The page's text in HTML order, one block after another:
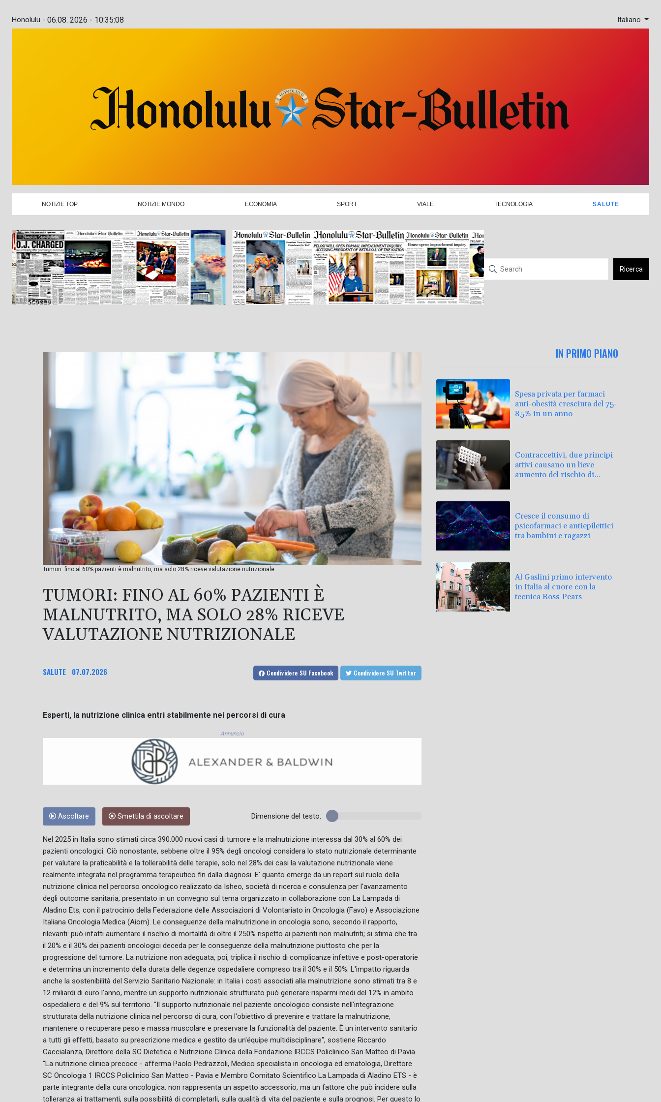
Honolulu - 06.08. 2026 - 10:35:09 Italiano
NOTIZIE TOP NOTIZIE MONDO ECONOMIA SPORT VIALE TECNOLOGIA SALUTE
Ricerca
Tumori: fino al 60% pazienti è malnutrito, ma solo 28% riceve valutazione nutrizionale
TUMORI: FINO AL 60% PAZIENTI È
MALNUTRITO, MA SOLO 28% RICEVE
VALUTAZIONE NUTRIZIONALE
SALUTE 07.07.2026 Condividere SU Facebook Condividere SU Twitter
Esperti, la nutrizione clinica entri stabilmente nei percorsi di cura
Annuncio
Ascoltare Smettila di ascoltare Dimensione del testo:
Nel 2025 in Italia sono stimati circa 390.000 nuovi casi di tumore e la malnutrizione interessa dal 30% al 60% dei
pazienti oncologici. Ciò nonostante, sebbene oltre il 95% degli oncologi considera lo stato nutrizionale determinante
per valutare la praticabilità e la tollerabilità delle terapie, solo nel 28% dei casi la valutazione nutrizionale viene
realmente integrata nel programma terapeutico fin dalla diagnosi. E' quanto emerge da un report sul ruolo della
nutrizione clinica nel percorso oncologico realizzato da Isheo, società di ricerca e consulenza per l'avanzamento
degli outcome sanitaria, presentato in un convegno sul tema organizzato in collaborazione con La Lampada di
Aladino Ets, con il patrocinio della Federazione delle Associazioni di Volontariato in Oncologia (Favo) e Associazione
Italiana Oncologia Medica (Aiom). Le conseguenze della malnutrizione in oncologia sono, secondo il rapporto,
rilevanti: può infatti aumentare il rischio di mortalità di oltre il 250% rispetto ai pazienti non malnutriti; si stima che tra
il 20% e il 30% dei pazienti oncologici deceda per le conseguenze della malnutrizione piuttosto che per la
progressione del tumore. La nutrizione non adeguata, poi, triplica il rischio di complicanze infettive e post-operatorie
e determina un incremento della durata delle degenze ospedaliere compreso tra il 30% e il 50%. L'impatto riguarda
anche la sostenibilità del Servizio Sanitario Nazionale: in Italia i costi associati alla malnutrizione sono stimati tra 8 e
12 miliardi di euro l'anno, mentre un supporto nutrizionale strutturato può generare risparmi medi del 12% in ambito
ospedaliero e del 9% sul territorio. "Il supporto nutrizionale nel paziente oncologico consiste nell'integrazione
strutturata della nutrizione clinica nel percorso di cura, con l'obiettivo di prevenire e trattare la malnutrizione,
mantenere o recuperare peso e massa muscolare e preservare la funzionalità del paziente. È un intervento sanitario
a tutti gli effetti, basato su prescrizione medica e gestito da un'équipe multidisciplinare", sostiene Riccardo
Caccialanza, Direttore della SC Dietetica e Nutrizione Clinica della Fondazione IRCCS Policlinico San Matteo di Pavia.
"La nutrizione clinica precoce - afferma Paolo Pedrazzoli, Medico specialista in oncologia ed ematologia, Direttore
SC Oncologia 1 IRCCS Policlinico San Matteo - Pavia e Membro Comitato Scientifico La Lampada di Aladino ETS - è
parte integrante della cura oncologica: non rappresenta un aspetto accessorio, ma un fattore che può incidere sulla
tolleranza ai trattamenti, sulla possibilità di completarli, sulla qualità di vita del paziente e sulla prognosi. Per questo lo
IN PRIMO PIANO
Spesa privata per farmaci
anti-obesità cresciuta del 75-
85% in un anno
Contraccettivi, due principi
attivi causano un lieve
aumento del rischio di
Cresce il consumo di
psicofarmaci e antiepilettici
tra bambini e ragazzi
Al Gaslini primo intervento
in Italia al cuore con la
tecnica Ross-Pears